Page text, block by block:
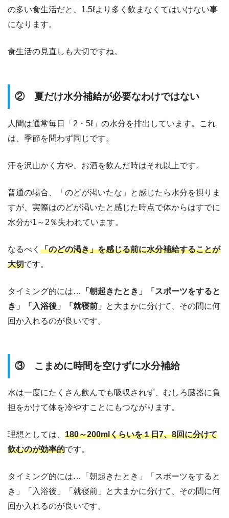
の多い食生活だと、1.5ℓより多く飲まなくてはいけない事
になります。
食生活の見直しも大切ですね。
② 夏だけ水分補給が必要なわけではない
人間は通常毎日「2・5ℓ」の水分を排出しています。これ
は、季節を問わず同じです。
汗を沢山かく方や、お酒を飲んだ時はそれ以上です。
普通の場合、「のどが渇いたな」と感じたら水分を摂りま
すが、実際はのどが渇いたと感じた時点で体からはすでに
水分が1～2％失われています。
なるべく 「のどの渇き」を感じる前に水分補給することが
大切です。
タイミング的には…
「朝起きたとき」「スポーツをすると
き」「入浴後」「就寝前」 と大まかに分けて、その間に何
回か入れるのが良いです。
③ こまめに時間を空けずに水分補給
水は一度にたくさん飲んでも吸収されず、むしろ臓器に負
担をかけて体を冷やすことにもつながります。
理想としては、 180～200mlくらいを１日7、8回に分けて
飲むのが効率的です。
タイミング的には…「朝起きたとき」「スポーツをすると
き」「入浴後」「就寝前」と大まかに分けて、その間に何
回か入れるのが良いです。